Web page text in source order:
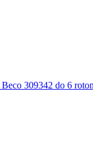
Beco 309342 do 6